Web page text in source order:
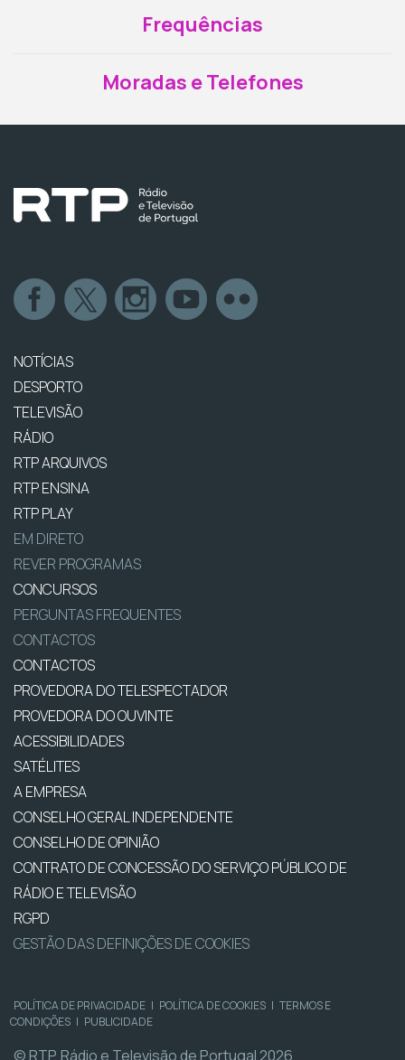
Frequências
Moradas e Telefones
NOTÍCIAS
DESPORTO
TELEVISÃO
RÁDIO
RTP ARQUIVOS
RTP ENSINA
RTP PLAY
EM DIRETO
REVER PROGRAMAS
CONCURSOS
PERGUNTAS FREQUENTES
CONTACTOS
CONTACTOS
PROVEDORA DO TELESPECTADOR
PROVEDORA DO OUVINTE
ACESSIBILIDADES
SATÉLITES
A EMPRESA
CONSELHO GERAL INDEPENDENTE
CONSELHO DE OPINIÃO
CONTRATO DE CONCESSÃO DO SERVIÇO PÚBLICO DE
RÁDIO E TELEVISÃO
RGPD
GESTÃO DAS DEFINIÇÕES DE COOKIES
POLÍTICA DE PRIVACIDADE | POLÍTICA DE COOKIES | TERMOS E
CONDIÇÕES | PUBLICIDADE
© RTP, Rádio e Televisão de Portugal 2026